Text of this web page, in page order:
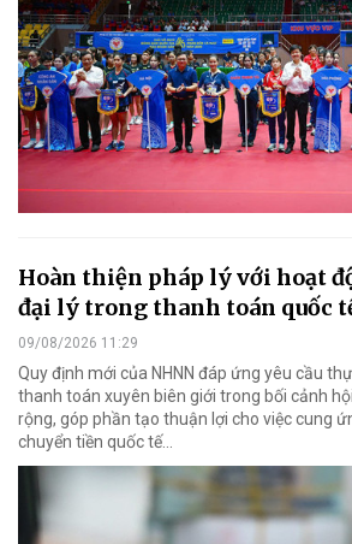
Hoàn thiện pháp lý với hoạt
đại lý trong thanh toán quốc
09/08/2026 11:29
Quy định mới của NHNN đáp ứng yêu cầu
thanh toán xuyên biên giới trong bối cảnh
rộng, góp phần tạo thuận lợi cho việc cung
chuyển tiền quốc tế...